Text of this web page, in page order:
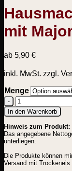
mit
ab 5,90 €
inkl. MwSt. zzgl.
Menge
Hausmacher
Leberwurst
mit
Majoran
im
Ring
Menge
In den Warenkorb
Hinweis zum Produkt:
Das angegebene
unterliegen.
Die Produkte können
Versand mit